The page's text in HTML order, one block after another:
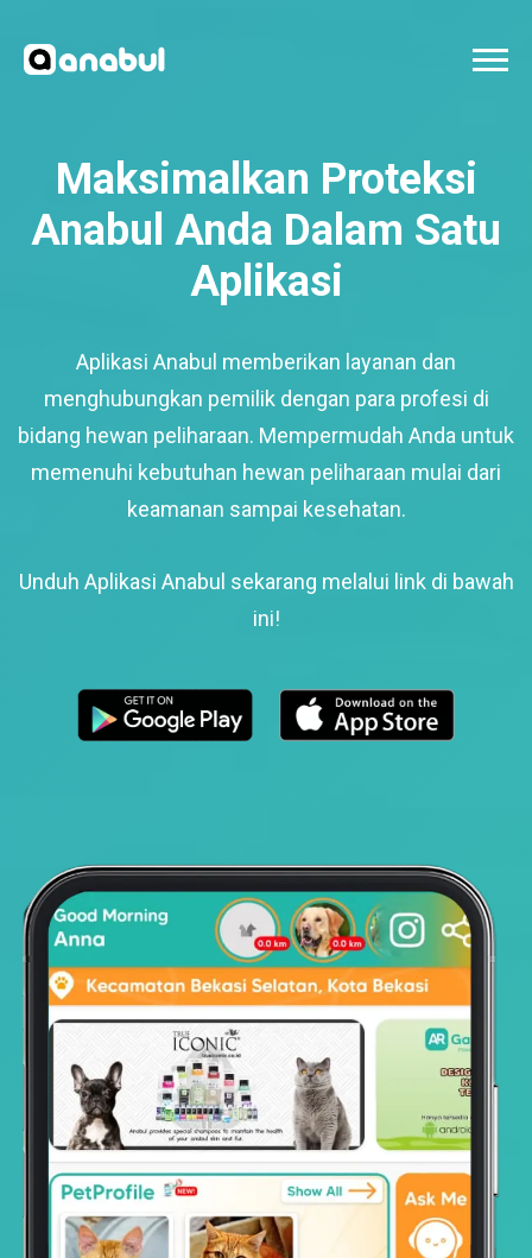
Maksimalkan Proteksi
Anabul Anda Dalam Satu
Aplikasi
Aplikasi Anabul memberikan layanan dan
menghubungkan pemilik dengan para profesi di
bidang hewan peliharaan. Mempermudah Anda untuk
memenuhi kebutuhan hewan peliharaan mulai dari
keamanan sampai kesehatan.
Unduh Aplikasi Anabul sekarang melalui link di bawah
ini!